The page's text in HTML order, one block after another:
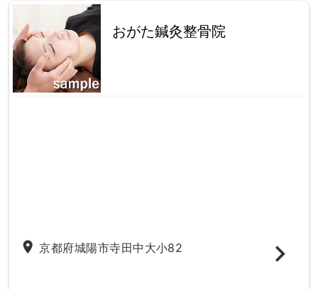
おがた鍼灸整骨院
place 京都府城陽市寺田中大小82